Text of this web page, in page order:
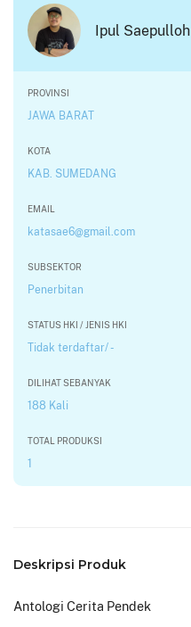
Ipul Saepulloh
PROVINSI
JAWA BARAT
KOTA
KAB. SUMEDANG
EMAIL
katasae6@gmail.com
SUBSEKTOR
Penerbitan
STATUS HKI / JENIS HKI
Tidak terdaftar/ -
DILIHAT SEBANYAK
188 Kali
TOTAL PRODUKSI
1
Deskripsi Produk
Antologi Cerita Pendek